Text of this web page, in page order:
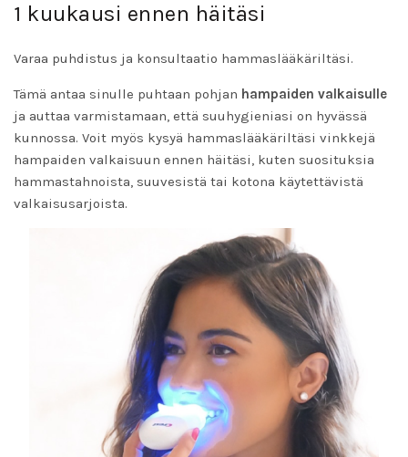
1 kuukausi ennen häitäsi
Varaa puhdistus ja konsultaatio hammaslääkäriltäsi.
Tämä antaa sinulle puhtaan pohjan hampaiden valkaisulle
ja auttaa varmistamaan, että suuhygieniasi on hyvässä
kunnossa. Voit myös kysyä hammaslääkäriltäsi vinkkejä
hampaiden valkaisuun ennen häitäsi, kuten suosituksia
hammastahnoista, suuvesistä tai kotona käytettävistä
valkaisusarjoista.